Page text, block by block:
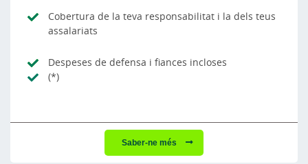
Cobertura de la teva responsabilitat i la dels teus
assalariats
Despeses de defensa i fiances incloses
(*)
Saber-ne més